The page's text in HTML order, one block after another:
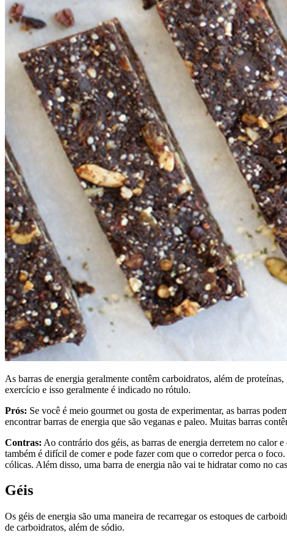
As barras de energia geralmente contêm carboidratos, além de
exercício e isso geralmente é indicado no rótulo.
Prós: Se você é meio gourmet ou gosta de experimentar, as barras
encontrar barras de energia que são veganas e paleo. Muitas barras
Contras: Ao contrário dos géis, as barras de energia derretem no calor
também é difícil de comer e pode fazer com que o corredor perca o
cólicas. Além disso, uma barra de energia não vai te hidratar como no
Géis
Os géis de energia são uma maneira de recarregar os estoques de
de carboidratos, além de sódio.